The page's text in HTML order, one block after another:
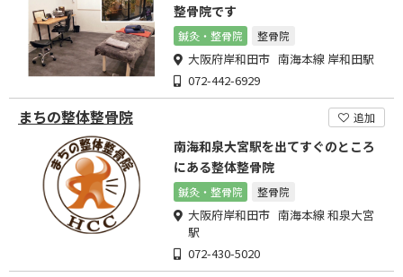
整骨院です
鍼灸・整骨院 整骨院
大阪府岸和田市 南海本線 岸和田駅
072-442-6929
まちの整体整骨院 追加
南海和泉大宮駅を出てすぐのところ
にある整体整骨院
鍼灸・整骨院 整骨院
大阪府岸和田市 南海本線 和泉大宮
駅
072-430-5020